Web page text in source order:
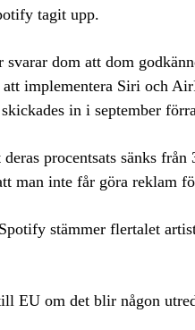
tagit upp.
dom att dom
implementera Siri och
in i september
procentsats sänks
man inte får göra reklam
stämmer flertalet
EU om det blir någon